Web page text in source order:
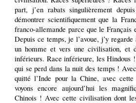
part, j’en rabats singulièrement
démontrer scientifiquement que la
franco-allemande parce que le Français
Depuis ce temps, je l’avoue, j’y
un homme et vers une civilisation, et
inférieurs. Race inférieure, les Hindous
qui se perd dans la nuit des temps !
quitté l’Inde pour la Chine, avec cette
voyons encore aujourd’hui les
Chinois ! Avec cette civilisation dont